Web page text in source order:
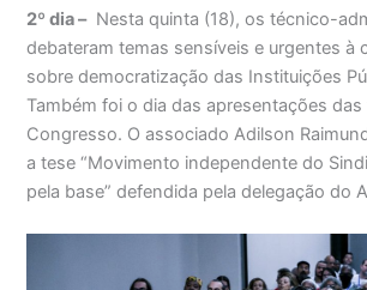
2º dia –Nesta quinta (18), os técnico-
debateram temas sensíveis e urgentes à
sobre democratização das Instituições
Também foi o dia das apresentações
Congresso. O associado Adilson
a tese “Movimento independente do
pela base” defendida pela delegação do